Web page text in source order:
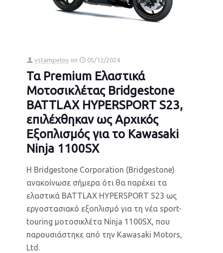
vstampelou on 05/12/2024
Τα Premium Ελαστικά
Μοτοσικλέτας Bridgestone
BATTLAX HYPERSPORT S23,
επιλέχθηκαν ως Αρχικός
Εξοπλισμός για το Kawasaki
Ninja 1100SX
Η Bridgestone Corporation (Bridgestone)
ανακοίνωσε σήμερα ότι θα παρέχει τα
ελαστικά BATTLAX HYPERSPORT S23 ως
εργοστασιακό εξοπλισμό για τη νέα sport-
touring μοτοσικλέτα Ninja 1100SX, που
παρουσιάστηκε από την Kawasaki Motors,
Ltd.